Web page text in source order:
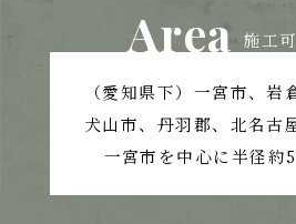
Area 施工
（愛知県下）一宮市、岩
犬山市、丹羽郡、北名古
一宮市を中心に半径約